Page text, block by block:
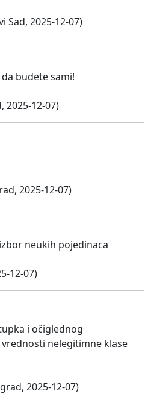
Sad, 2025-12-07)
budete sami!
2025-12-07)
2025-12-07)
neukih pojedinaca
12-07)
i očiglednog
nelegitimne klase
2025-12-07)